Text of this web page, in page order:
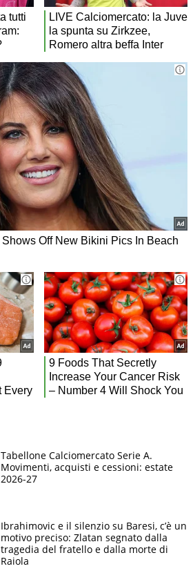
Tabellone Calciomercato Serie A.
Movimenti, acquisti e cessioni: estate
2026-27
Ibrahimovic e il silenzio su Baresi, c’è un
motivo preciso: Zlatan segnato dalla
tragedia del fratello e dalla morte di
Raiola